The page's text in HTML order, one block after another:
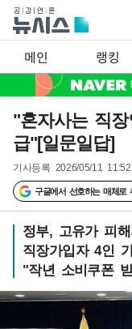
메인 랭킹
"혼자사는 직
급"[일문일답]
기사등록 2026/05/11
구글에서 선호하는 매체로
정부, 고유가 피
직장가입자 4인
"작년 소비쿠폰